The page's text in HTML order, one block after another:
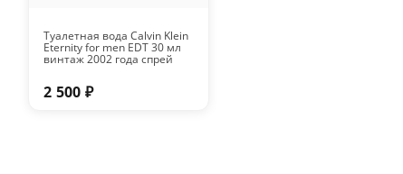
Туалетная вода Calvin Klein
Eternity for men EDT 30 мл
винтаж 2002 года спрей
2 500 ₽